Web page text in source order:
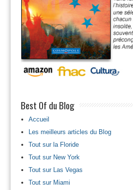
Best Of du Blog
Accueil
Les meilleurs articles du Blog
Tout sur la Floride
Tout sur New York
Tout sur Las Vegas
Tout sur Miami